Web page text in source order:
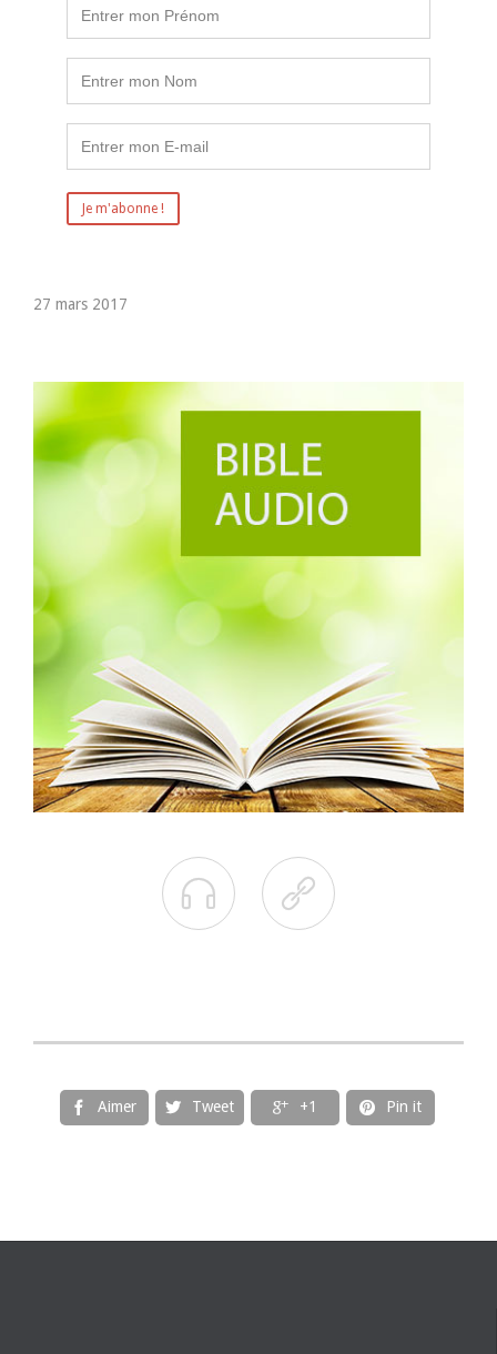
27 mars 2017
 
 Aimer  Tweet  +1  Pin it